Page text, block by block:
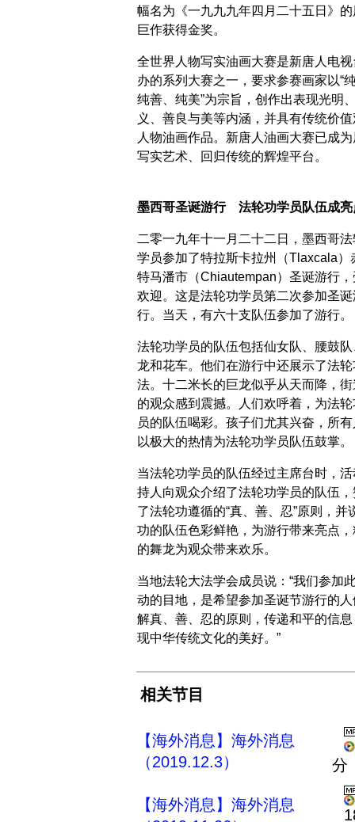
幅名为《一九九九年四月二十五日》的
巨作获得金奖。
全世界人物写实油画大赛是新唐人电视
办的系列大赛之一，要求参赛画家以“
纯善、纯美”为宗旨，创作出表现光明
义、善良与美等内涵，并具有传统价
人物油画作品。新唐人油画大赛已成
写实艺术、回归传统的辉煌平台。
墨西哥圣诞游行 法轮功学员队伍成亮
二零一九年十一月二十二日，墨西哥
学员参加了特拉斯卡拉州（Tlaxcala）
特马潘市（Chiautempan）圣诞游行，
欢迎。这是法轮功学员第二次参加圣诞
行。当天，有六十支队伍参加了游行。
法轮功学员的队伍包括仙女队、腰鼓队
龙和花车。他们在游行中还展示了法轮
法。十二米长的巨龙似乎从天而降，街
的观众感到震撼。人们欢呼着，为法轮
员的队伍喝彩。孩子们尤其兴奋，所
以极大的热情为法轮功学员队伍鼓掌。
当法轮功学员的队伍经过主席台时，活
持人向观众介绍了法轮功学员的队伍，
了法轮功遵循的“真、善、忍”原则，并
功的队伍色彩鲜艳，为游行带来亮点，
的舞龙为观众带来欢乐。
当地法轮大法学会成员说：“我们参加
动的目地，是希望参加圣诞节游行的人
解真、善、忍的原则，传递和平的信息
现中华传统文化的美好。”
相关节目
【海外消息】海外消息
（2019.12.3）
分
【海外消息】海外消息